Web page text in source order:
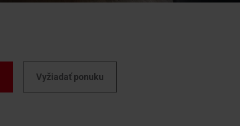
Vyžiadať ponuku